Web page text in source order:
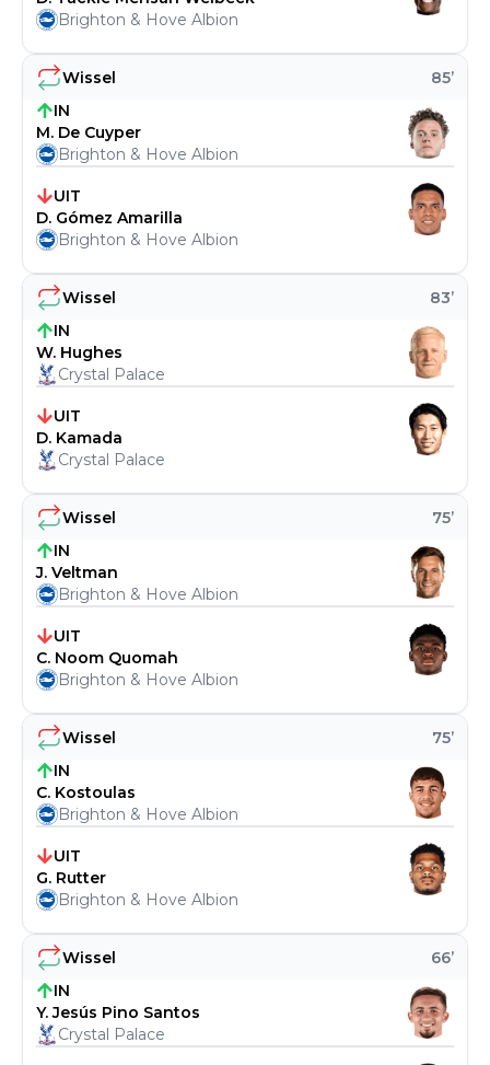
Wissel 66’
IN
Y. Jesús Pino Santos
Crystal Palace
Wissel 75’
IN
C. Kostoulas
Brighton & Hove Albion
UIT
G. Rutter
Brighton & Hove Albion
Wissel 75’
IN
J. Veltman
Brighton & Hove Albion
UIT
C. Noom Quomah
Brighton & Hove Albion
Wissel 83’
IN
W. Hughes
Crystal Palace
UIT
D. Kamada
Crystal Palace
Wissel 85’
IN
M. De Cuyper
Brighton & Hove Albion
UIT
D. Gómez Amarilla
Brighton & Hove Albion
Brighton & Hove Albion